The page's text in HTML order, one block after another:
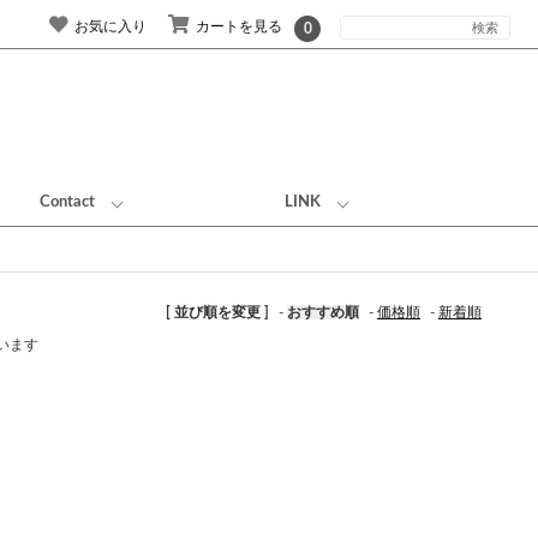
お気に入り カートを見る 0
Contact LINK
[ 並び順を変更 ] - おすすめ順 - 価格順 - 新着順
ます